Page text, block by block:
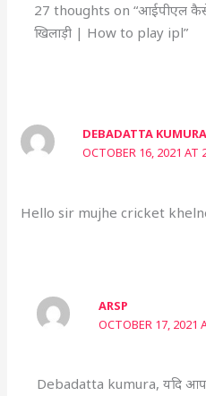
27 thoughts on “आईपीएल
खिलाड़ी | How to play ipl”
DEBADATTA KUMURA
OCTOBER 16, 2021 AT
Hello sir mujhe cricket
ARSP
OCTOBER 17, 2021
Debadatta kumura, यदि आप